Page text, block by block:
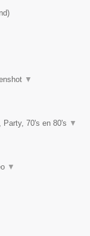
)
▼
70's en 80's ▼
▼